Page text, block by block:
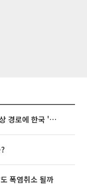
태풍 '돌핀' 이어 '찬홈' 등장…예상 경로에 한국 '한숨'
폭염취소 될까